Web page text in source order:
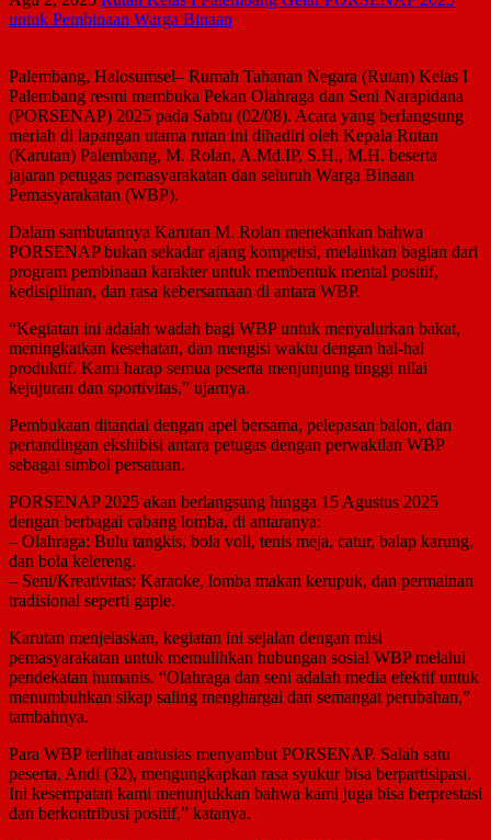
untuk Pembinaan Warga Binaan
Palembang, Halosumsel– Rumah Tahanan Negara (Rutan) Kelas I
Palembang resmi membuka Pekan Olahraga dan Seni Narapidana
(PORSENAP) 2025 pada Sabtu (02/08). Acara yang berlangsung
meriah di lapangan utama rutan ini dihadiri oleh Kepala Rutan
(Karutan) Palembang, M. Rolan, A.Md.IP, S.H., M.H. beserta
jajaran petugas pemasyarakatan dan seluruh Warga Binaan
Pemasyarakatan (WBP).
Dalam sambutannya Karutan M. Rolan menekankan bahwa
PORSENAP bukan sekadar ajang kompetisi, melainkan bagian dari
program pembinaan karakter untuk membentuk mental positif,
kedisiplinan, dan rasa kebersamaan di antara WBP.
“Kegiatan ini adalah wadah bagi WBP untuk menyalurkan bakat,
meningkatkan kesehatan, dan mengisi waktu dengan hal-hal
produktif. Kami harap semua peserta menjunjung tinggi nilai
kejujuran dan sportivitas,” ujarnya.
Pembukaan ditandai dengan apel bersama, pelepasan balon, dan
pertandingan ekshibisi antara petugas dengan perwakilan WBP
sebagai simbol persatuan.
PORSENAP 2025 akan berlangsung hingga 15 Agustus 2025
dengan berbagai cabang lomba, di antaranya:
– Olahraga: Bulu tangkis, bola voli, tenis meja, catur, balap karung,
dan bola kelereng.
– Seni/Kreativitas: Karaoke, lomba makan kerupuk, dan permainan
tradisional seperti gaple.
Karutan menjelaskan, kegiatan ini sejalan dengan misi
pemasyarakatan untuk memulihkan hubungan sosial WBP melalui
pendekatan humanis. “Olahraga dan seni adalah media efektif untuk
menumbuhkan sikap saling menghargai dan semangat perubahan,”
tambahnya.
Para WBP terlihat antusias menyambut PORSENAP. Salah satu
peserta, Andi (32), mengungkapkan rasa syukur bisa berpartisipasi.
Ini kesempatan kami menunjukkan bahwa kami juga bisa berprestasi
dan berkontribusi positif,” katanya.